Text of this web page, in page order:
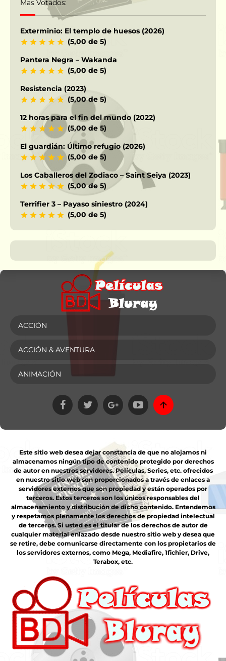
Mas Votados:
Exterminio: El templo de huesos (2026)
(5,00 de 5)
Pantera Negra – Wakanda
(5,00 de 5)
Resistencia (2023)
(5,00 de 5)
12 horas para el fin del mundo (2022)
(5,00 de 5)
El guardián: Último refugio (2026)
(5,00 de 5)
Los Caballeros del Zodiaco – Saint Seiya (2023)
(5,00 de 5)
Terrifier 3 – Payaso siniestro (2024)
(5,00 de 5)
ACCIÓN
ACCIÓN & AVENTURA
ANIMACIÓN
Este sitio web desea dejar constancia de que no alojamos ni
almacenamos ningún tipo de contenido protegido por derechos
de autor en nuestros servidores. Películas, Series, etc. ofrecidos
en nuestro sitio web son proporcionados a través de enlaces a
servidores externos que son propiedad y están operados por
terceros. Estos terceros son los únicos responsables del
almacenamiento y distribución de dicho contenido. Entendemos
y respetamos plenamente los derechos de propiedad intelectual
de terceros. Si usted es el titular de los derechos de autor de
cualquier material enlazado desde nuestro sitio web y desea que
se retire, debe comunicarse directamente con los propietarios de
los servidores externos, como Mega, Mediafire, 1fichier, Drive,
Terabox, etc.